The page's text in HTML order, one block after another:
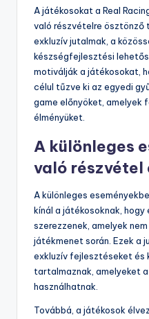
A játékosokat a Real
való részvételre ösztönző
exkluzív jutalmak, a
készségfejlesztési
motiválják a játékosokat,
célul tűzve ki az egyedi
game előnyöket, amelyek
élményüket.
A különleges
való részvétel
A különleges
kínál a játékosoknak,
szerezzenek, amelyek
játékmenet során. Ezek a
exkluzív fejlesztéseket és
tartalmaznak, amelyeket
használhatnak.
Továbbá, a játékosok